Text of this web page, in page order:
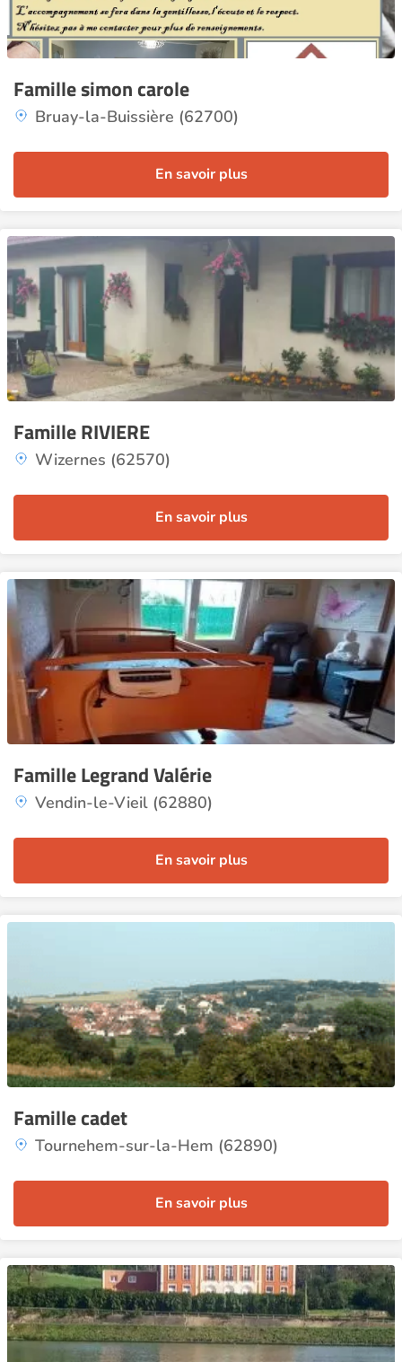
Famille simon carole
Bruay-la-Buissière (62700)
En savoir plus
Famille RIVIERE
Wizernes (62570)
En savoir plus
Famille Legrand Valérie
Vendin-le-Vieil (62880)
En savoir plus
Famille cadet
Tournehem-sur-la-Hem (62890)
En savoir plus